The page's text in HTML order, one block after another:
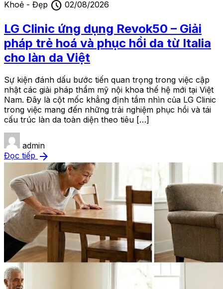
Khoẻ - Đẹp schedule 02/08/2026
LG Clinic ứng dụng Revok50 – Giải
pháp trẻ hoá và phục hồi da từ Italia
cho làn da Việt
Sự kiện đánh dấu bước tiến quan trọng trong việc cập
nhật các giải pháp thẩm mỹ nội khoa thế hệ mới tại Việt
Nam. Đây là cột mốc khẳng định tầm nhìn của LG Clinic
trong việc mang đến những trải nghiệm phục hồi và tái
cấu trúc làn da toàn diện theo tiêu […]
admin
Đọc tiếp arrow_forward